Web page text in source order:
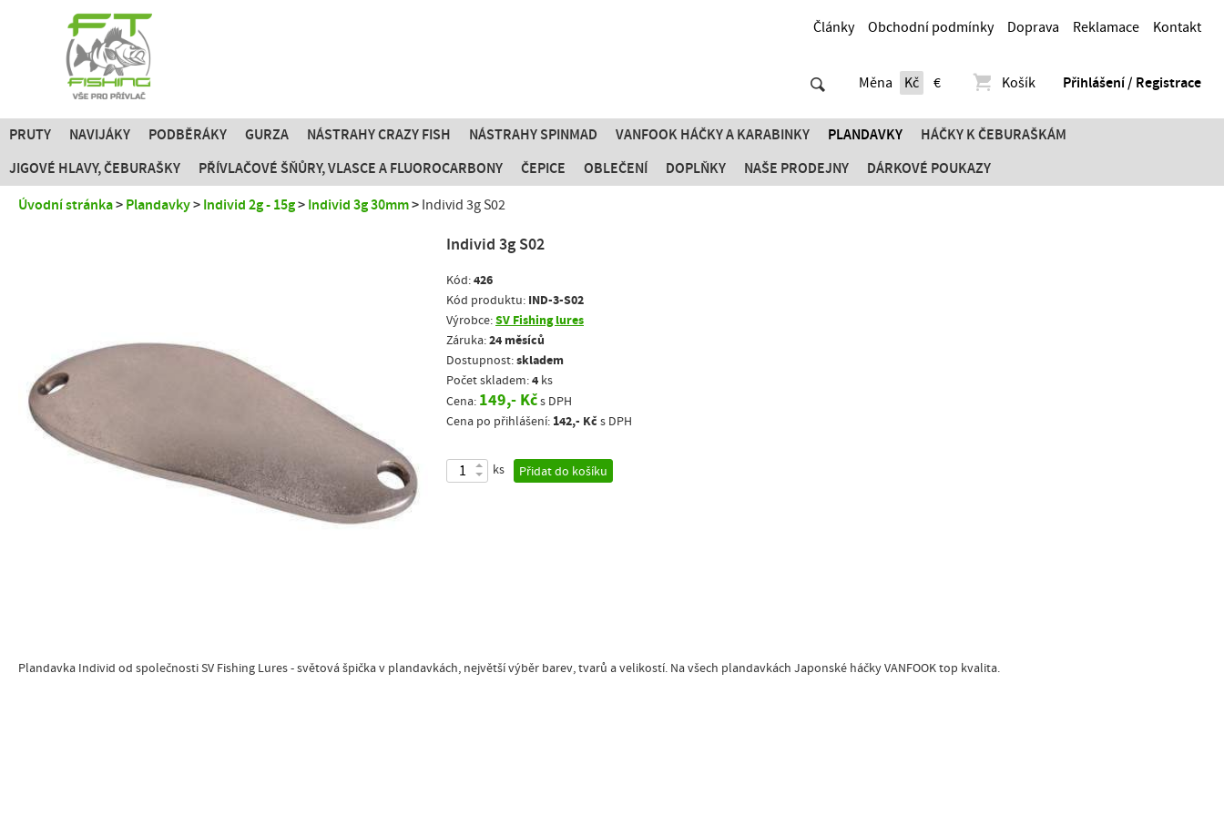
Články Obchodní podmínky Doprava Reklamace Kontakt
Měna Kč € Košík Přihlášení / Registrace
PRUTY NAVIJÁKY PODBĚRÁKY GURZA NÁSTRAHY CRAZY FISH NÁSTRAHY SPINMAD VANFOOK HÁČKY A KARABINKY PLANDAVKY HÁČKY K ČEBURAŠKÁM
JIGOVÉ HLAVY, ČEBURAŠKY PŘÍVLAČOVÉ ŠŇŮRY, VLASCE A FLUOROCARBONY ČEPICE OBLEČENÍ DOPLŇKY NAŠE PRODEJNY DÁRKOVÉ POUKAZY
Úvodní stránka Plandavky Individ 2g - 15g Individ 3g 30mm Individ 3g S02
Individ 3g S02
Kód:426
Kód produktu: IND-3-S02
Výrobce:SV Fishing lures
Záruka:24 měsíců
Dostupnost:skladem
Počet skladem:4 ks
Cena: 149,- Kčs DPH
Cena po přihlášení: 142,- Kč s DPH
ks Přidat do košíku
Plandavka Individ od společnosti SV Fishing Lures - světová špička v plandavkách, největší výběr barev, tvarů a velikostí. Na všech plandavkách Japonské háčky VANFOOK top kvalita.